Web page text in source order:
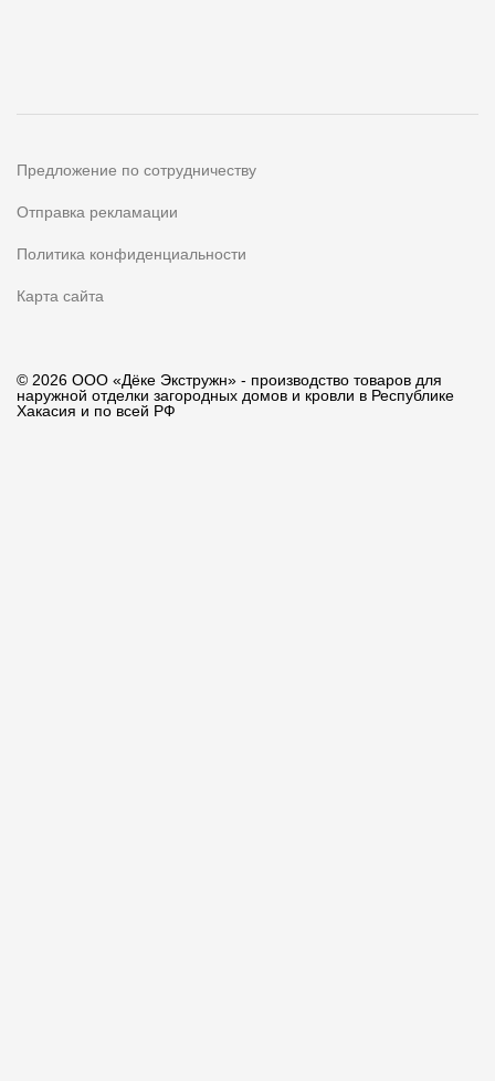
Предложение по сотрудничеству
Отправка рекламации
Политика конфиденциальности
Карта сайта
© 2026 ООО «Дёке Экстружн» - производство товаров для
наружной отделки загородных домов и кровли в Республике
Хакасия и по всей РФ